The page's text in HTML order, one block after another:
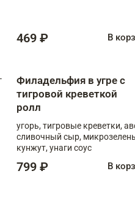
469 ₽ В
Филадельфия в угре с
тигровой креветкой
ролл
угорь, тигровые креветки,
сливочный сыр,
кунжут, унаги соус
799 ₽ В